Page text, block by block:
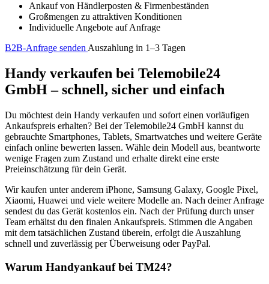
Ankauf von Händlerposten & Firmenbeständen
Großmengen zu attraktiven Konditionen
Individuelle Angebote auf Anfrage
B2B-Anfrage senden Auszahlung in 1–3 Tagen
Handy verkaufen bei Telemobile24
GmbH – schnell, sicher und einfach
Du möchtest dein Handy verkaufen und sofort einen vorläufigen
Ankaufspreis erhalten? Bei der Telemobile24 GmbH kannst du
gebrauchte Smartphones, Tablets, Smartwatches und weitere Geräte
einfach online bewerten lassen. Wähle dein Modell aus, beantworte
wenige Fragen zum Zustand und erhalte direkt eine erste
Preieinschätzung für dein Gerät.
Wir kaufen unter anderem iPhone, Samsung Galaxy, Google Pixel,
Xiaomi, Huawei und viele weitere Modelle an. Nach deiner Anfrage
sendest du das Gerät kostenlos ein. Nach der Prüfung durch unser
Team erhältst du den finalen Ankaufspreis. Stimmen die Angaben
mit dem tatsächlichen Zustand überein, erfolgt die Auszahlung
schnell und zuverlässig per Überweisung oder PayPal.
Warum Handyankauf bei TM24?